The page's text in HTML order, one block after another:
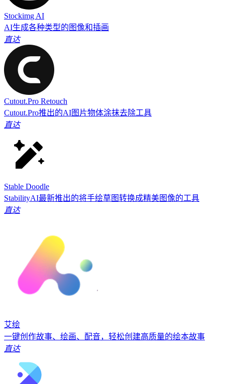
Stockimg AI
AI生成各种类型的图像和插画
直达
Cutout.Pro Retouch
Cutout.Pro推出的AI图片物体涂抹去除工具
直达
Stable Doodle
StabilityAI最新推出的将手绘草图转换成精美图像的工具
直达
艾绘
一键创作故事、绘画、配音，轻松创建高质量的绘本故事
直达